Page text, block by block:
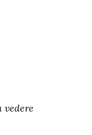
vedere